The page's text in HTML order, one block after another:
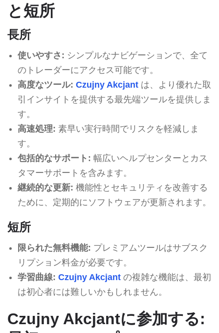
と短所
長所
使いやすさ: シンプルなナビゲーションで、全て
のトレーダーにアクセス可能です。
高度なツール: Czujny Akcjantは、より優れた取
引インサイトを提供する最先端ツールを提供しま
す。
高速処理: 素早い実行時間でリスクを軽減しま
す。
包括的なサポート: 幅広いヘルプセンターとカス
タマーサポートを含みます。
継続的な更新: 機能性とセキュリティを改善する
ために、定期的にソフトウェアが更新されます。
短所
限られた無料機能: プレミアムツールはサブスク
リプション料金が必要です。
学習曲線: Czujny Akcjantの複雑な機能は、最初
は初心者には難しいかもしれません。
Czujny Akcjantに参加する: